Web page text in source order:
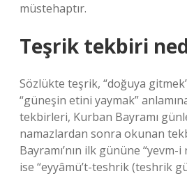
müstehaptır.
Teşrik tekbiri
Sözlükte teşrik, “doğuya
“güneşin etini yaymak”
tekbirleri, Kurban Bayramı
namazlardan sonra okunan
Bayramı’nın ilk gününe
ise “eyyâmü’t-teshrik (teshrik